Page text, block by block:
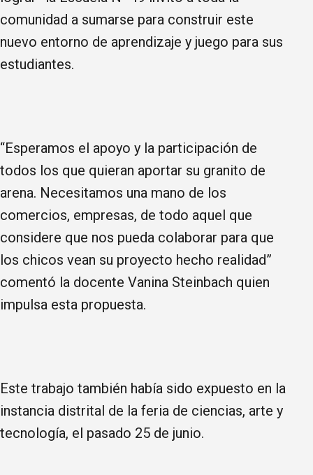
comunidad a sumarse para construir este
nuevo entorno de aprendizaje y juego para sus
estudiantes.
“Esperamos el apoyo y la participación de
todos los que quieran aportar su granito de
arena. Necesitamos una mano de los
comercios, empresas, de todo aquel que
considere que nos pueda colaborar para que
los chicos vean su proyecto hecho realidad”
comentó la docente Vanina Steinbach quien
impulsa esta propuesta.
Este trabajo también había sido expuesto en la
instancia distrital de la feria de ciencias, arte y
tecnología, el pasado 25 de junio.